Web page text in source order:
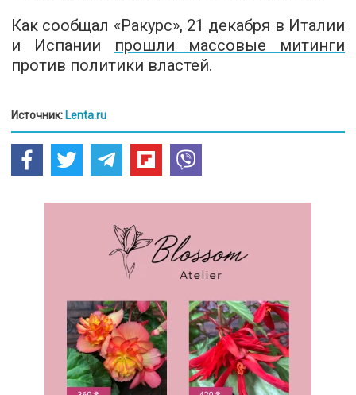
Как сообщал «Ракурс», 21 декабря в Италии
и Испании прошли массовые митинги
против политики властей.
Источник: Lenta.ru